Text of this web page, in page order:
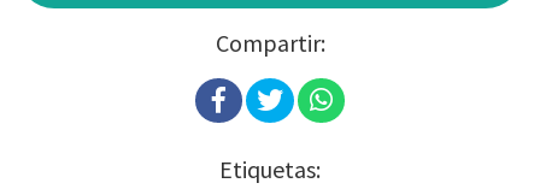
Compartir:
Etiquetas: